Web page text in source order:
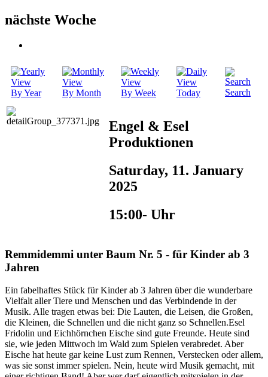
nächste Woche
By Year By Month By Week Today Search
Engel & Esel
Produktionen
Saturday, 11. January
2025
15:00- Uhr
Remmidemmi unter Baum Nr. 5 - für Kinder ab 3
Jahren
Ein fabelhaftes Stück für Kinder ab 3 Jahren über die wunderbare
Vielfalt aller Tiere und Menschen und das Verbindende in der
Musik. Alle tragen etwas bei: Die Lauten, die Leisen, die Großen,
die Kleinen, die Schnellen und die nicht ganz so Schnellen.Esel
Fridolin und Eichhörnchen Eische sind gute Freunde. Heute sind
sie, wie jeden Mittwoch im Wald zum Spielen verabredet. Aber
Eische hat heute gar keine Lust zum Rennen, Verstecken oder allem,
was sie sonst immer spielen. Nein, heute wird Musik gemacht, mit